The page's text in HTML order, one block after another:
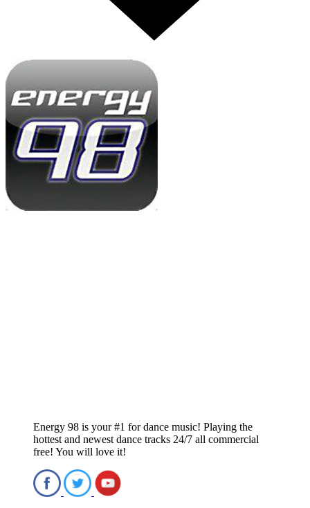
Energy 98 is your #1 for dance music! Playing the
hottest and newest dance tracks 24/7 all commercial
free! You will love it!